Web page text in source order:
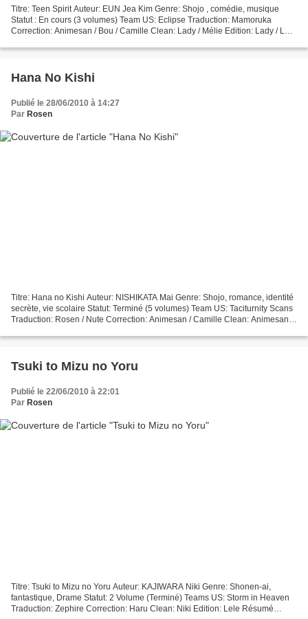
Titre: Teen Spirit Auteur: EUN Jea Kim Genre: Shojo , comédie, musique
Statut : En cours (3 volumes) Team US: Eclipse Traduction: Mamoruka
Correction: Animesan / Bou / Camille Clean: Lady / Mélie Edition: Lady / Lele
Hana No Kishi
Publié le 28/06/2010 à 14:27
Par Rosen
Titre: Hana no Kishi Auteur: NISHIKATA Mai Genre: Shojo, romance, identité
secrète, vie scolaire Statut: Terminé (5 volumes) Team US: Taciturnity Scans
Traduction: Rosen / Nute Correction: Animesan / Camille Clean: Animesan /
Tsuki to Mizu no Yoru
Publié le 22/06/2010 à 22:01
Par Rosen
Titre: Tsuki to Mizu no Yoru Auteur: KAJIWARA Niki Genre: Shonen-ai,
fantastique, Drame Statut: 2 Volume (Terminé) Teams US: Storm in Heaven
Traduction: Zephire Correction: Haru Clean: Niki Edition: Lele Résumé